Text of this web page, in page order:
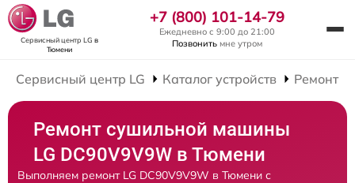
Сервисный центр LG в
Тюмени
+7 (800) 101-14-79
Ежедневно с 9:00 до 21:00
Позвонить мне утром
Сервисный центр LG Каталог устройств Ремонт
Ремонт сушильной машины
LG DC90V9V9W в Тюмени
Выполняем ремонт LG DC90V9V9W в Тюмени с